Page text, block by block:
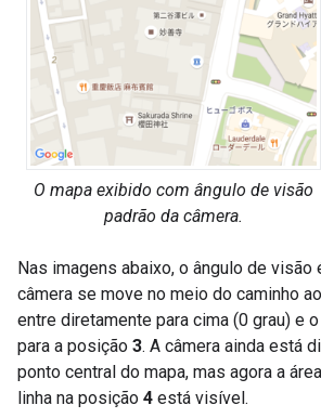
O mapa exibido com ângulo de visão
padrão da câmera.
Nas imagens abaixo, o ângulo de visão
câmera se move no meio do caminho
entre diretamente para cima (0 grau) e
para a posição 3. A câmera ainda está
ponto central do mapa, mas agora a
linha na posição 4 está visível.